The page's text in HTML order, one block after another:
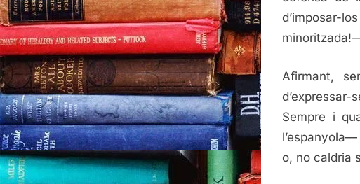
Afirmant,
Sempre i
o, no caldria